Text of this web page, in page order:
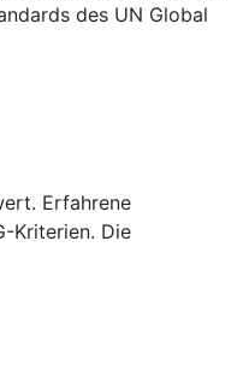
des UN Global
Erfahrene
Kriterien. Die